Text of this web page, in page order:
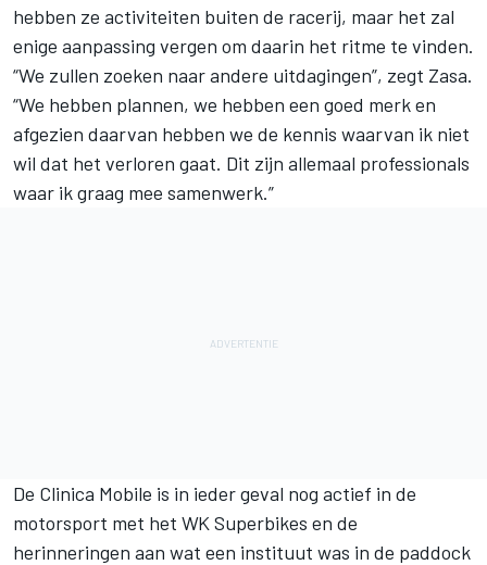
hebben ze activiteiten buiten de racerij, maar het zal
enige aanpassing vergen om daarin het ritme te vinden.
“We zullen zoeken naar andere uitdagingen”, zegt Zasa.
“We hebben plannen, we hebben een goed merk en
afgezien daarvan hebben we de kennis waarvan ik niet
wil dat het verloren gaat. Dit zijn allemaal professionals
waar ik graag mee samenwerk.”
De Clinica Mobile is in ieder geval nog actief in de
motorsport met het WK Superbikes en de
herinneringen aan wat een instituut was in de paddock